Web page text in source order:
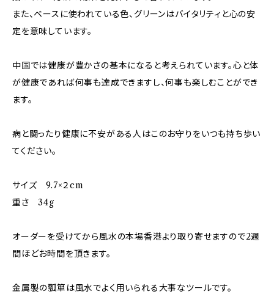
また、ベースに使われている色、グリーンはバイタリティと心の安
定を意味しています。
中国では健康が豊かさの基本になると考えられています。心と体
が健康であれば何事も達成できますし、何事も楽しむことができ
ます。
病と闘ったり健康に不安がある人はこのお守りをいつも持ち歩い
てください。
サイズ 9.7×２cm
重さ 34g
オーダーを受けてから風水の本場香港より取り寄せますので2週
間ほどお時間を頂きます。
金属製の瓢箪は風水でよく用いられる大事なツールです。